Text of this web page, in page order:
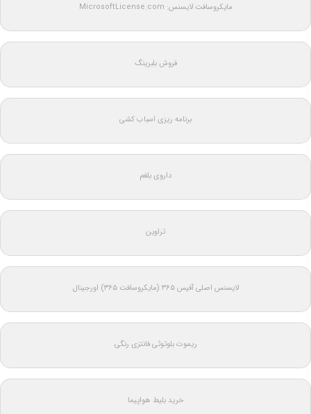
مایکروسافت لایسنس: MicrosoftLicense.com
فروش بلبرینگ
برنامه ریزی اسباب کشی
داروی بلغم
تراوین
لایسنس اصلی آفیس ۳۶۵ (مایکروسافت ۳۶۵) اورجینال
ریموت بلوتوثی فانتزی رنگی
خرید بلیط هواپیما